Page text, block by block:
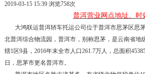
2019-03-15 15:39 浏览758次
普洱营业网点地址、时
大鸿联运普洱轿车托运公司位于普洱市思茅区思
北普洱综合物流园，普洱市，别称思茅，是云南省地
辖1区9县，2016年末全市人口261.7万人，总面积
日，思茅市更名普洱市。